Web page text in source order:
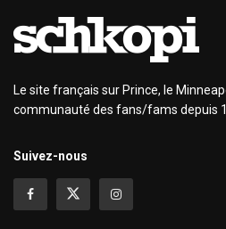
Le site français sur Prince, le
communauté des fans/fams depuis
Suivez-nous